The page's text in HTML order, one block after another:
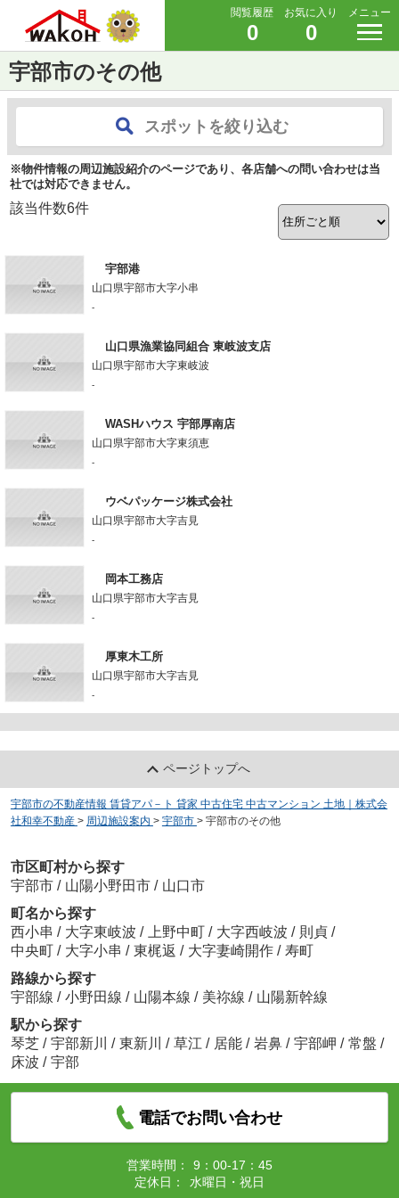
閲覧履歴
0
お気に入り
0
メニュー
宇部市のその他
スポットを絞り込む
※物件情報の周辺施設紹介のページであり、各店舗への問い合わせは当
社では対応できません。
該当件数6件
宇部港
山口県宇部市大字小串
-
山口県漁業協同組合 東岐波支店
山口県宇部市大字東岐波
-
WASHハウス 宇部厚南店
山口県宇部市大字東須恵
-
ウベパッケージ株式会社
山口県宇部市大字吉見
-
岡本工務店
山口県宇部市大字吉見
-
厚東木工所
山口県宇部市大字吉見
-
ページトップへ
宇部市の不動産情報 賃貸アパ－ト 貸家 中古住宅 中古マンション 土地｜株式会
社和幸不動産 > 周辺施設案内 > 宇部市 > 宇部市のその他
市区町村から探す
宇部市 / 山陽小野田市 / 山口市
町名から探す
西小串 / 大字東岐波 / 上野中町 / 大字西岐波 / 則貞 /
中央町 / 大字小串 / 東梶返 / 大字妻崎開作 / 寿町
路線から探す
宇部線 / 小野田線 / 山陽本線 / 美祢線 / 山陽新幹線
駅から探す
琴芝 / 宇部新川 / 東新川 / 草江 / 居能 / 岩鼻 / 宇部岬 / 常盤 /
床波 / 宇部
電話でお問い合わせ
営業時間：
9：00-17：45
定休日：
水曜日・祝日